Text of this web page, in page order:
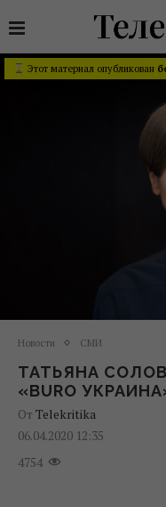
Этот материал опубликован
Новости СМИ
ТАТЬЯНА
«BURO
От Telekritika
06.04.2020 12:35
4754